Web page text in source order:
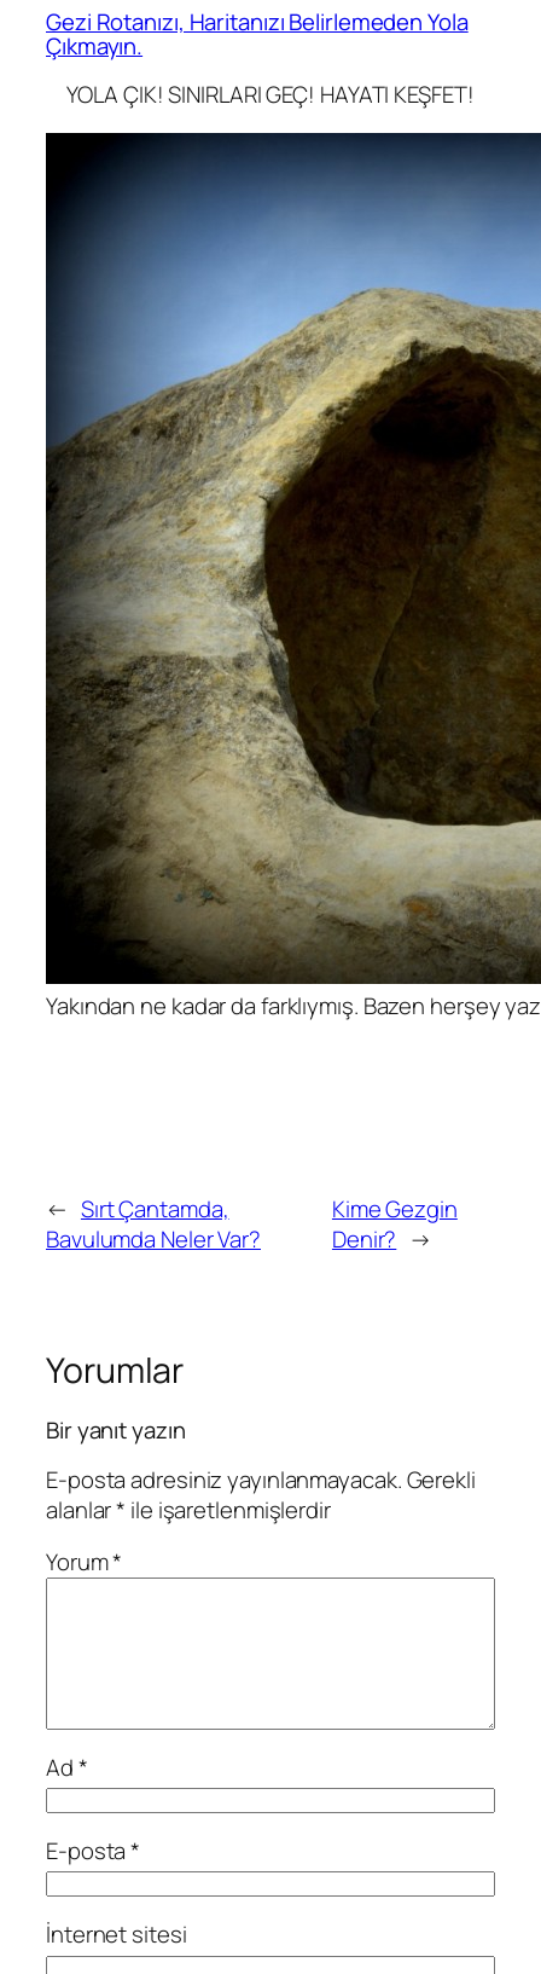
Gezi Rotanızı, Haritanızı Belirlemeden Yola
Çıkmayın.
YOLA ÇIK! SINIRLARI GEÇ! HAYATI KEŞFET!
Yakından ne kadar da farklıymış. Bazen herşey
← Sırt Çantamda,
Bavulumda Neler Var?
Kime Gezgin
Denir? →
Yorumlar
Bir yanıt yazın
E-posta adresiniz yayınlanmayacak.Gerekli
alanlar* ile işaretlenmişlerdir
Yorum*
Ad*
E-posta*
İnternet sitesi